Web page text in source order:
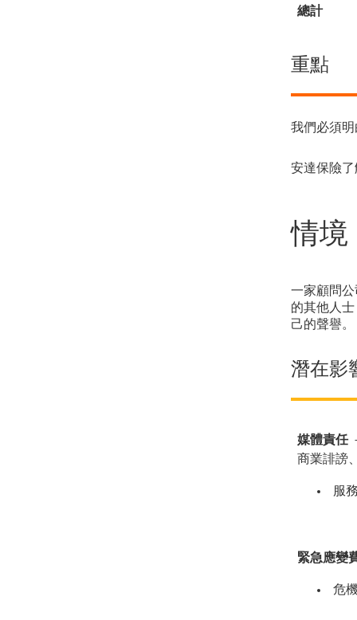
總計
重點
我們必須
安達保險
情境
一家顧問
的其他人
己的聲譽。
潛在影
媒體責任
商業誹謗
服
緊急應變
危